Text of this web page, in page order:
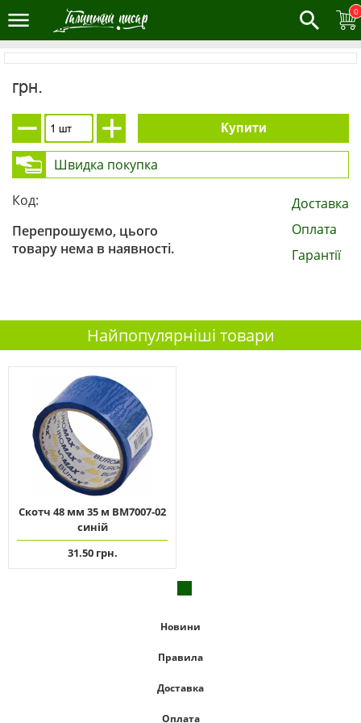
0
грн.
Купити
Швидка покупка
Код:
Перепрошуємо, цього
товару нема в наявності.
Доставка
Оплата
Гарантії
Найпопулярніші товари
Скотч 48 мм 35 м ВМ7007-02
синій
31.50 грн.
Новини
Правила
Доставка
Оплата